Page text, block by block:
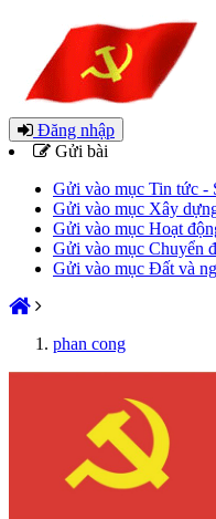
Đăng nhập
Gửi bài
Gửi vào mục Tin tức -
Gửi vào mục Xây
Gửi vào mục Hoạt
Gửi vào mục Chuyển
Gửi vào mục Đất và
phan cong